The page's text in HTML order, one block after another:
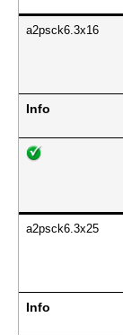
a2psck6.3x16
Info
a2psck6.3x25
Info